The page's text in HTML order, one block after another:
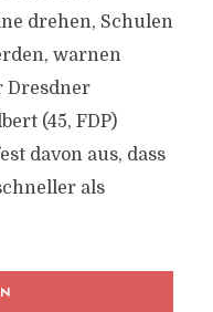
drehen, Schulen
warnen
Dresdner
(45, FDP)
davon aus, dass
als